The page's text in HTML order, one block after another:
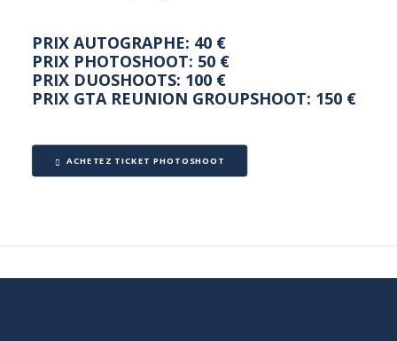
PRIX AUTOGRAPHE: 40 €
PRIX PHOTOSHOOT: 50 €
PRIX DUOSHOOTS: 100 €
PRIX GTA REUNION GROUPSHOOT: 150 €
ACHETEZ TICKET PHOTOSHOOT